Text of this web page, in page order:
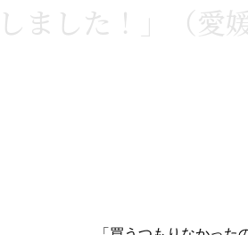
ました！」（愛